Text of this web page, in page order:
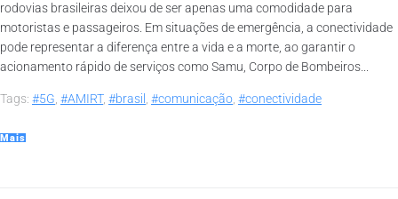
rodovias brasileiras deixou de ser apenas uma comodidade para
motoristas e passageiros. Em situações de emergência, a conectividade
pode representar a diferença entre a vida e a morte, ao garantir o
acionamento rápido de serviços como Samu, Corpo de Bombeiros...
Tags: #5G, #AMIRT, #brasil , #comunicação, #conectividade
Mais